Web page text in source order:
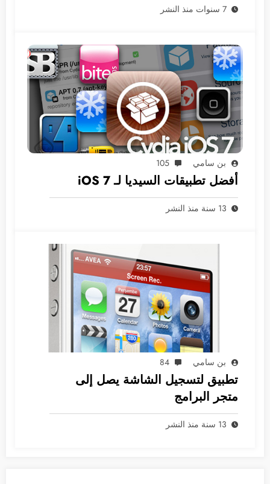
7 سنوات منذ النشر
بن سامي 105
أفضل تطبيقات السيديا لـ iOS 7
13 سنة منذ النشر
بن سامي 84
تطبيق لتسجيل الشاشة يصل إلى
متجر البرامج
13 سنة منذ النشر